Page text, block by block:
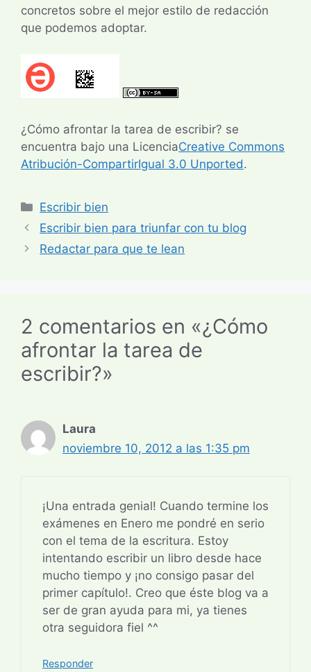
concretos sobre el mejor estilo de redacción
que podemos adoptar.
¿Cómo afrontar la tarea de escribir? se
encuentra bajo una LicenciaCreative Commons
Atribución-CompartirIgual 3.0 Unported.
Categorías
Escribir bien
Escribir bien para triunfar con tu blog
Redactar para que te lean
2 comentarios en «¿Cómo
afrontar la tarea de
escribir?»
Laura
noviembre 10, 2012 a las 1:35 pm
¡Una entrada genial! Cuando termine los
exámenes en Enero me pondré en serio
con el tema de la escritura. Estoy
intentando escribir un libro desde hace
mucho tiempo y ¡no consigo pasar del
primer capítulo!. Creo que éste blog va a
ser de gran ayuda para mi, ya tienes
otra seguidora fiel ^^
Responder